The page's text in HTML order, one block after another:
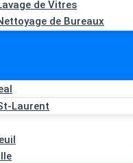
de Vitres
de Bureaux
Laurent